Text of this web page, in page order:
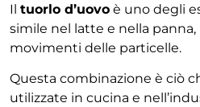
Il tuorlo d’uovo è uno degli
simile nel latte e nella
movimenti delle particelle.
Questa combinazione è ciò
utilizzate in cucina e